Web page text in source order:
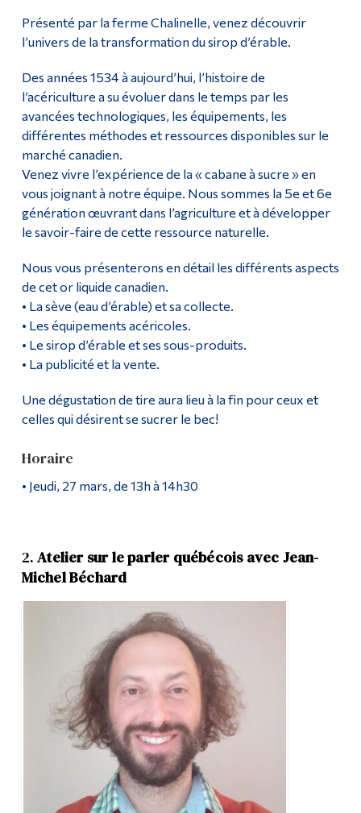
Présenté par la ferme Chalinelle, venez découvrir
l’univers de la transformation du sirop d’érable.
Des années 1534 à aujourd’hui, l’histoire de
l’acériculture a su évoluer dans le temps par les
avancées technologiques, les équipements, les
différentes méthodes et ressources disponibles sur le
marché canadien.
Venez vivre l’expérience de la « cabane à sucre » en
vous joignant à notre équipe. Nous sommes la 5e et 6e
génération œuvrant dans l’agriculture et à développer
le savoir-faire de cette ressource naturelle.
Nous vous présenterons en détail les différents aspects
de cet or liquide canadien.
• La sève (eau d’érable) et sa collecte.
• Les équipements acéricoles.
• Le sirop d’érable et ses sous-produits.
• La publicité et la vente.
Une dégustation de tire aura lieu à la fin pour ceux et
celles qui désirent se sucrer le bec!
Horaire
• Jeudi, 27 mars, de 13h à 14h30
2.Atelier sur le parler québécois avec Jean-
Michel Béchard